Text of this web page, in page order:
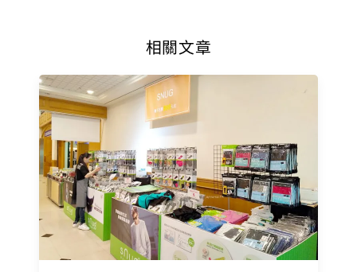
相關文章